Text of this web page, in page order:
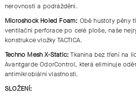
nerovnosti a podráždění.
Microshock Holed Foam: Obě hustoty pěny
ventilační perforace po celé ploše, naše
konstrukce vložky TACTICA.
Techno Mesh X-Static:Tkanina bez tření na
Avantgarde OdorControl, která eliminuje
antimikrobiální vlastnosti.
SLOŽENÍ: